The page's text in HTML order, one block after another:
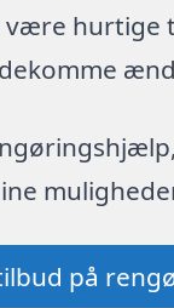
være hurtige
på